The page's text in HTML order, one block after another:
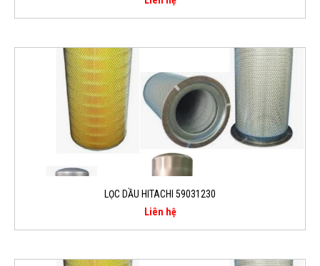
LỌC DẦU HITACHI 59031230
Liên hệ